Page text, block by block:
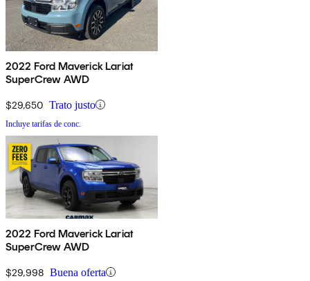
2022 Ford Maverick Lariat
SuperCrew AWD
$29,650 Trato justo
Incluye tarifas de conc.
2022 Ford Maverick Lariat
SuperCrew AWD
$29,998 Buena oferta